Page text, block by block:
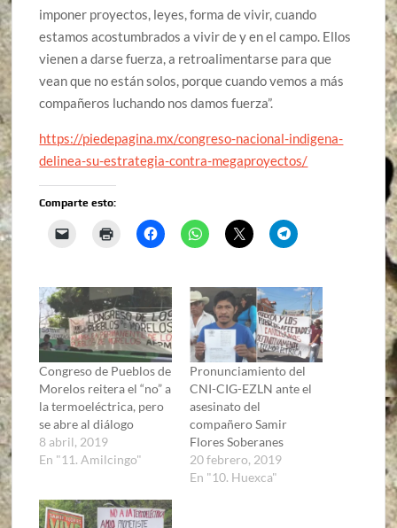
imponer proyectos, leyes, forma de vivir, cuando
estamos acostumbrados a vivir de y en el campo. Ellos
vienen a darse fuerza, a retroalimentarse para que
vean que no están solos, porque cuando vemos a más
compañeros luchando nos damos fuerza”.
https://piedepagina.mx/congreso-nacional-indigena-
delinea-su-estrategia-contra-megaproyectos/
Comparte esto:
Congreso de Pueblos de
Morelos reitera el “no” a
la termoeléctrica, pero
se abre al diálogo
8 abril, 2019
En "11. Amilcingo"
Pronunciamiento del
CNI-CIG-EZLN ante el
asesinato del
compañero Samir
Flores Soberanes
20 febrero, 2019
En "10. Huexca"